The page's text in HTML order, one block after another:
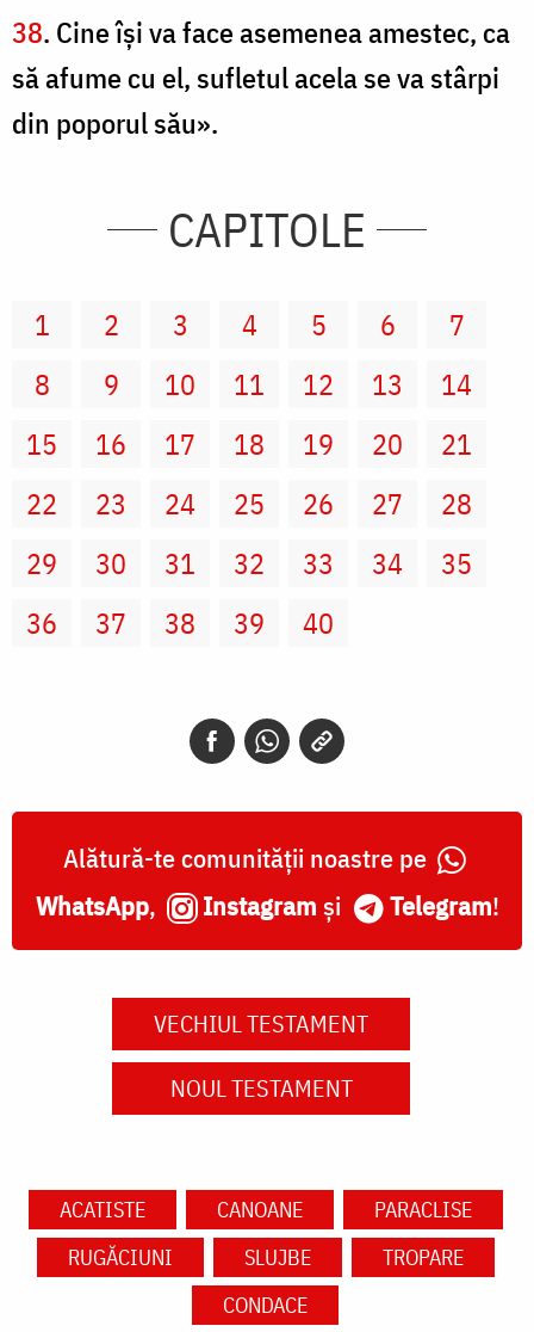
38. Cine îşi va face asemenea amestec, ca
să afume cu el, sufletul acela se va stârpi
din poporul său».
CAPITOLE
1 2 3 4 5 6
7
8
9 10 11 12 13
14
15
16 17 18 19 20
21
22
23 24 25 26 27
28
29
30 31 32 33 34
35
36
37 38 39 40
Alătură-te comunității noastre pe
WhatsApp, Instagram și Telegram!
VECHIUL TESTAMENT
NOUL TESTAMENT
ACATISTE CANOANE
PARACLISE
RUGĂCIUNI
SLUJBE
TROPARE
CONDACE